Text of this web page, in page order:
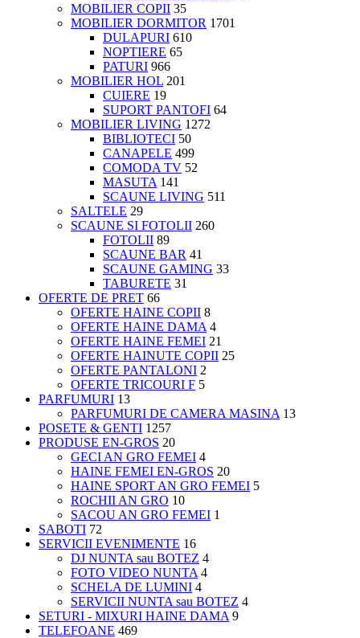
MOBILIER COPII 35
MOBILIER DORMITOR 1701
DULAPURI 610
NOPTIERE 65
PATURI 966
MOBILIER HOL 201
CUIERE 19
SUPORT PANTOFI 64
MOBILIER LIVING 1272
BIBLIOTECI 50
CANAPELE 499
COMODA TV 52
MASUTA 141
SCAUNE LIVING 511
SALTELE 29
SCAUNE SI FOTOLII 260
FOTOLII 89
SCAUNE BAR 41
SCAUNE GAMING 33
TABURETE 31
OFERTE DE PRET 66
OFERTE HAINE COPII 8
OFERTE HAINE DAMA 4
OFERTE HAINE FEMEI 21
OFERTE HAINUTE COPII 25
OFERTE PANTALONI 2
OFERTE TRICOURI F 5
PARFUMURI 13
PARFUMURI DE CAMERA MASINA 13
POSETE & GENTI 1257
PRODUSE EN-GROS 20
GECI AN GRO FEMEI 4
HAINE FEMEI EN-GROS 20
HAINE SPORT AN GRO FEMEI 5
ROCHII AN GRO 10
SACOU AN GRO FEMEI 1
SABOTI 72
SERVICII EVENIMENTE 16
DJ NUNTA sau BOTEZ 4
FOTO VIDEO NUNTA 4
SCHELA DE LUMINI 4
SERVICII NUNTA sau BOTEZ 4
SETURI - MIXURI HAINE DAMA 9
TELEFOANE 469